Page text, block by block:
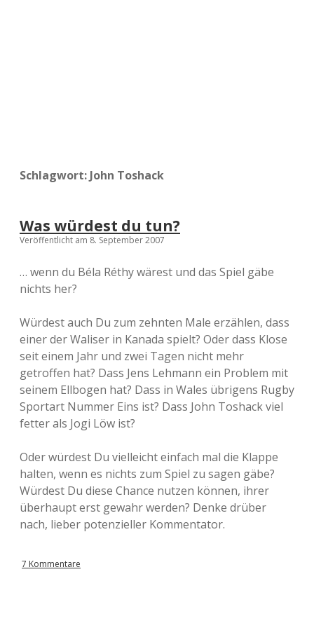
Schlagwort: John Toshack
Was würdest du tun?
Veröffentlicht am 8. September 2007
… wenn du Béla Réthy wärest und das Spiel gäbe
nichts her?
Würdest auch Du zum zehnten Male erzählen, dass
einer der Waliser in Kanada spielt? Oder dass Klose
seit einem Jahr und zwei Tagen nicht mehr
getroffen hat? Dass Jens Lehmann ein Problem mit
seinem Ellbogen hat? Dass in Wales übrigens Rugby
Sportart Nummer Eins ist? Dass John Toshack viel
fetter als Jogi Löw ist?
Oder würdest Du vielleicht einfach mal die Klappe
halten, wenn es nichts zum Spiel zu sagen gäbe?
Würdest Du diese Chance nutzen können, ihrer
überhaupt erst gewahr werden? Denke drüber
nach, lieber potenzieller Kommentator.
7 Kommentare